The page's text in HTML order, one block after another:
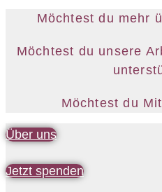
Möchtest du mehr
Möchtest du unsere
Möchtest du
Über uns
Jetzt spenden